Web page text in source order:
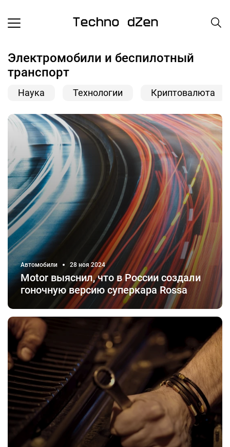
Электромобили и беспилотный
транспорт
Наука Технологии Криптовалюта
Автомобили 28 ноя 2024
Motor выяснил, что в России создали
гоночную версию суперкара Rossa